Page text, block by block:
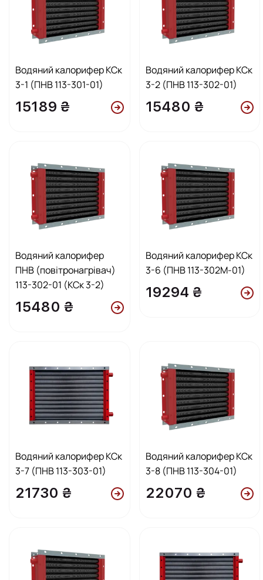
Водяний калорифер КСк
3-1 (ПНВ 113-301-01)
15189 ₴
Водяний калорифер КСк
3-2 (ПНВ 113-302-01)
15480 ₴
Водяний калорифер
ПНВ (повітронагрівач)
113-302-01 (КСк 3-2)
15480 ₴
Водяний калорифер КСк
3-6 (ПНВ 113-302М-01)
19294 ₴
Водяний калорифер КСк
3-7 (ПНВ 113-303-01)
21730 ₴
Водяний калорифер КСк
3-8 (ПНВ 113-304-01)
22070 ₴